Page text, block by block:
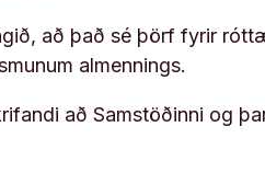
að það sé þörf fyrir
almennings.
að Samstöðinni og